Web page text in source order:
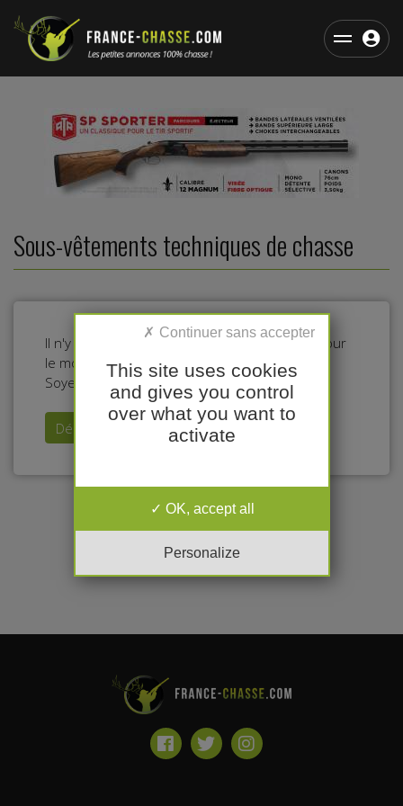
Sous-vêtements techniques de chasse
Il n'y a pas d'annonces dans cette catégorie pour
le moment.
Soyez le premier à déposer une annonce !
Déposer mon annonce
This site uses cookies
and gives you control
over what you want to
activate
OK, accept all
Personalize